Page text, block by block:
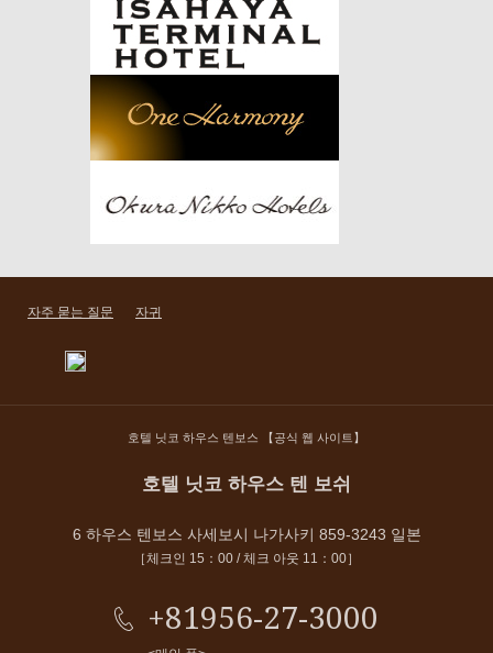
자주 묻는 질문 자귀
호텔 닛코 하우스 텐보스 【공식 웹 사이트】
호텔 닛코 하우스 텐 보쉬
6 하우스 텐보스 사세보시 나가사키 859-3243 일본
［체크인 15：00 / 체크 아웃 11：00］
+81956-27-3000